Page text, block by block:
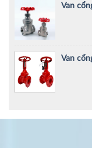
Van
Van